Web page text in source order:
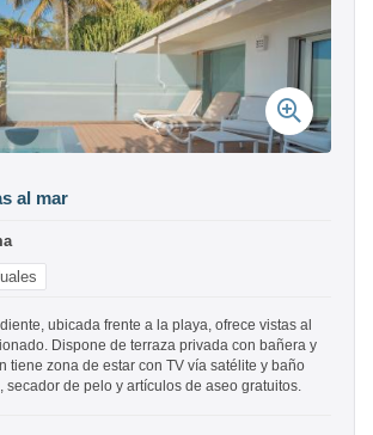
al mar
ubicada frente a la playa, ofrece vistas al
Dispone de terraza privada con bañera y
tiene zona de estar con TV vía satélite y baño
secador de pelo y artículos de aseo gratuitos.